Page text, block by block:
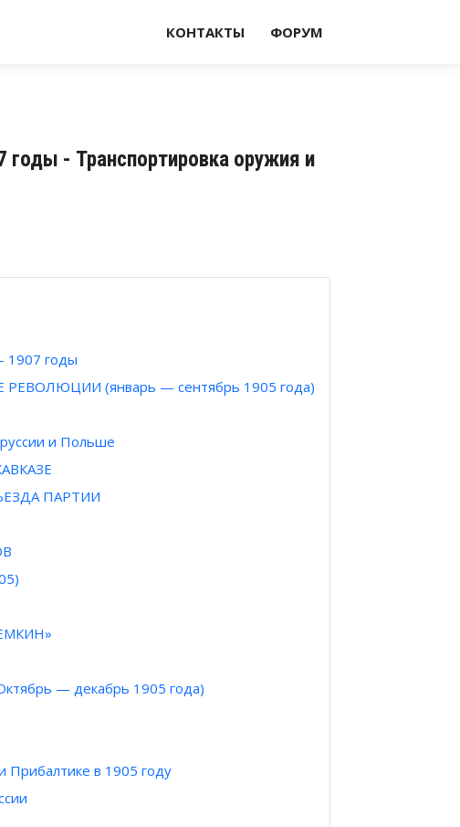
КОНТАКТЫ ФОРУМ
- Транспортировка оружия и
1907 годы
(январь — сентябрь 1905 года)
и Польше
ПАРТИИ
— декабрь 1905 года)
Прибалтике в 1905 году